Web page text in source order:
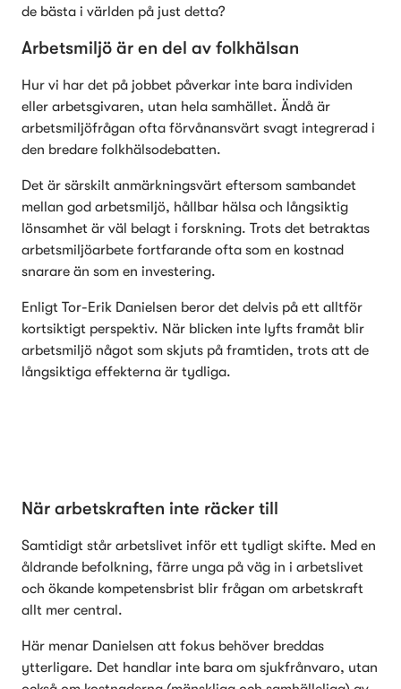
de bästa i världen på just detta?
Arbetsmiljö är en del av folkhälsan
Hur vi har det på jobbet påverkar inte bara individen
eller arbetsgivaren, utan hela samhället. Ändå är
arbetsmiljöfrågan ofta förvånansvärt svagt integrerad i
den bredare folkhälsodebatten.
Det är särskilt anmärkningsvärt eftersom sambandet
mellan god arbetsmiljö, hållbar hälsa och långsiktig
lönsamhet är väl belagt i forskning. Trots det betraktas
arbetsmiljöarbete fortfarande ofta som en kostnad
snarare än som en investering.
Enligt Tor-Erik Danielsen beror det delvis på ett alltför
kortsiktigt perspektiv. När blicken inte lyfts framåt blir
arbetsmiljö något som skjuts på framtiden, trots att de
långsiktiga effekterna är tydliga.
När arbetskraften inte räcker till
Samtidigt står arbetslivet inför ett tydligt skifte. Med en
åldrande befolkning, färre unga på väg in i arbetslivet
och ökande kompetensbrist blir frågan om arbetskraft
allt mer central.
Här menar Danielsen att fokus behöver breddas
ytterligare. Det handlar inte bara om sjukfrånvaro, utan